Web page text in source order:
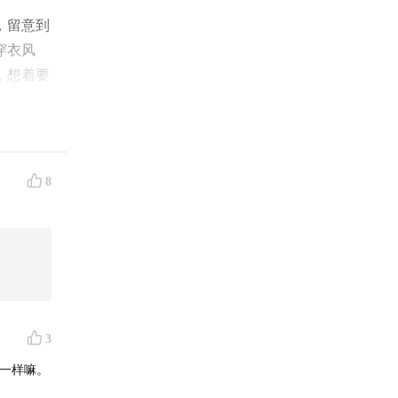
留意到
衣风
想着要
（不
地模
一份
精，
8
3
样嘛。